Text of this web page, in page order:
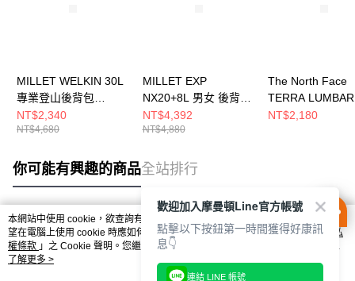
MILLET WELKIN 30L
專業登山後背包
MIS0747N0247
NT$2,340
NT$4,680
MILLET EXP
NX20+8L 男女 後背包
MIS01310N0247
NT$4,392
NT$4,880
The North Face
TERRA
男女 登山背包
NT$2,180
你可能有興趣的商品全站排行
熱門標籤
本網站中使用 cookie，欲查詢有關本網站使用 cookie 方式之詳情，及若您不希
望在電腦上使用 cookie 時應如何變更電腦的 cookie 設定，請參閱本網站「
隱私
權條款 」之 Cookie 聲明。您繼續使用本網站即表示您同意本公司得按本網站使
用條款之 Cookie 聲明使用 cookie。
了解更多 >
歡迎加入摩曼頓Line官方帳號
點擊以下按鈕第一時間獲得好康訊
息👇
連結 LINE 帳號